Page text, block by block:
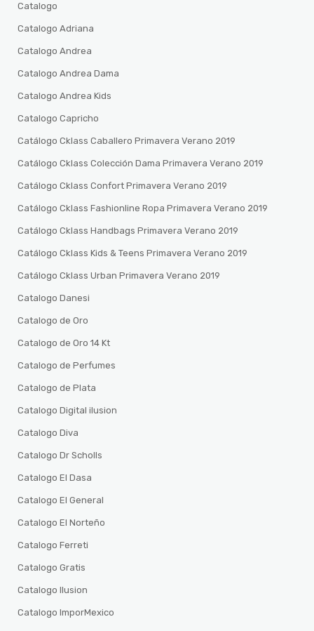
Catalogo
Catalogo Adriana
Catalogo Andrea
Catalogo Andrea Dama
Catalogo Andrea Kids
Catalogo Capricho
Catálogo Cklass Caballero Primavera Verano 2019
Catálogo Cklass Colección Dama Primavera Verano 2019
Catálogo Cklass Confort Primavera Verano 2019
Catálogo Cklass Fashionline Ropa Primavera Verano 2019
Catálogo Cklass Handbags Primavera Verano 2019
Catálogo Cklass Kids & Teens Primavera Verano 2019
Catálogo Cklass Urban Primavera Verano 2019
Catalogo Danesi
Catalogo de Oro
Catalogo de Oro 14 Kt
Catalogo de Perfumes
Catalogo de Plata
Catalogo Digital ilusion
Catalogo Diva
Catalogo Dr Scholls
Catalogo El Dasa
Catalogo El General
Catalogo El Norteño
Catalogo Ferreti
Catalogo Gratis
Catalogo Ilusion
Catalogo ImporMexico